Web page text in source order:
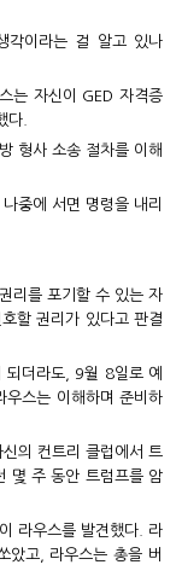
각이라는 걸 알고 있나
는 자신이 GED 자격증
다.
형사 소송 절차를 이해
중에 서면 명령을 내리
리를 포기할 수 있는 자
할 권리가 있다고 판결
되더라도, 9월 8일로 예
우스는 이해하며 준비하
의 컨트리 클럽에서 트
몇 주 동안 트럼프를 암
라우스를 발견했다. 라
았고, 라우스는 총을 버